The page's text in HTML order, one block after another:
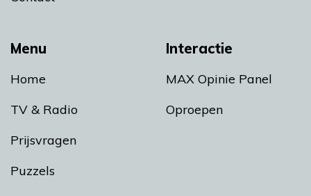
Menu
Home
TV & Radio
Prijsvragen
Puzzels
Interactie
MAX Opinie Panel
Oproepen